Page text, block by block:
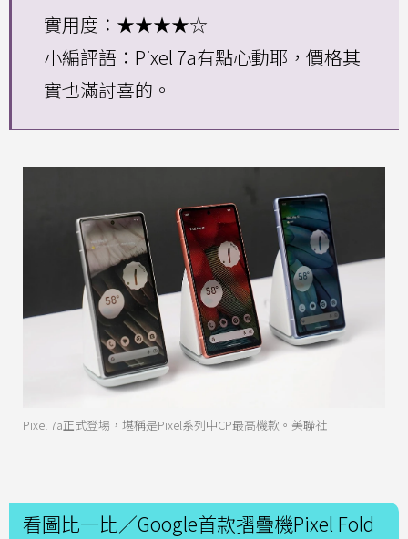
實用度：★★★★☆
小編評語：Pixel 7a有點心動耶，價格其
實也滿討喜的。
Pixel 7a正式登場，堪稱是Pixel系列中CP最高機款。美聯社
看圖比一比／Google首款摺疊機Pixel Fold